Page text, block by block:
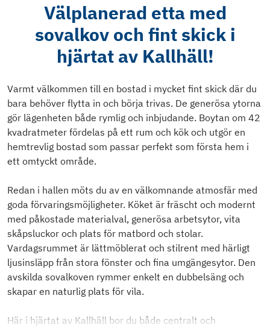
Välplanerad etta med
sovalkov och fint skick i
hjärtat av Kallhäll!
Varmt välkommen till en bostad i mycket fint skick där du
bara behöver flytta in och börja trivas. De generösa ytorna
gör lägenheten både rymlig och inbjudande. Boytan om 42
kvadratmeter fördelas på ett rum och kök och utgör en
hemtrevlig bostad som passar perfekt som första hem i
ett omtyckt område.
Redan i hallen möts du av en välkomnande atmosfär med
goda förvaringsmöjligheter. Köket är fräscht och modernt
med påkostade materialval, generösa arbetsytor, vita
skåpsluckor och plats för matbord och stolar.
Vardagsrummet är lättmöblerat och stilrent med härligt
ljusinsläpp från stora fönster och fina umgängesytor. Den
avskilda sovalkoven rymmer enkelt en dubbelsäng och
skapar en naturlig plats för vila.
Här i hjärtat av Kallhäll bor du både centralt och